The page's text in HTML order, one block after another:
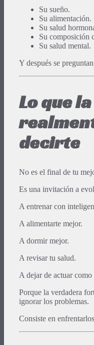
Su sueño.
Su alimentación.
Su salud
Su composición
Su salud mental.
Y después se
Lo que
decirte
No es el final de tu
Es una invitación a
A entrenar con
A alimentarte mejor.
A dormir mejor.
A revisar tu salud.
A dejar de actuar
Porque la verdadera
ignorar los problemas.
Consiste en